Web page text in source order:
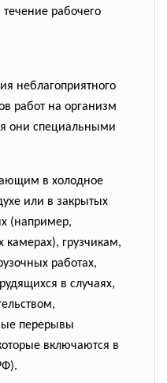
рабочего
неблагоприятного
работ на организм
они специальными
в холодное
или в закрытых
(например,
камерах), грузчикам,
работах,
в случаях,
перерывы
включаются в